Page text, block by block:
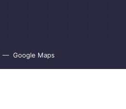
Google Maps